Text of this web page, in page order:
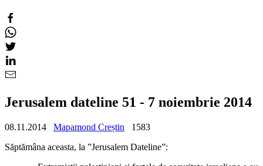
Jerusalem dateline 51 - 7 noiembrie 2014
08.11.2014 Mapamond Creștin
1583
Săptămâna aceasta, la ”Jerusalem Dateline”: